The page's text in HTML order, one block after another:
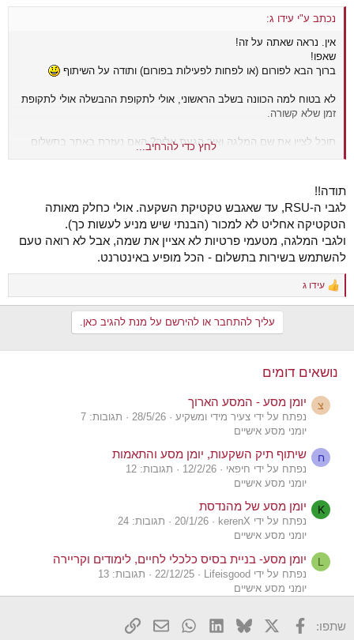
נכתב ע"י עידו ג:
אין. נראה שאתה על זה!
שאפו!
ברוך הבא לפורום (או לפחות לפעילות בפורום) ותודה על השיתוף
לא בטוח למה הכוונה בשלב הראשוני, אולי לתקופת ההבשלה אולי לתקופת
זמן שלא קשורה.
תוכל לציין את שם המלגה ואיך הגעת אליה? האם נעזרת באתר בתשלום
לחץ כדי להרחיב...
תודה!!
לגבי ה-RSU, עד שאגבש טקטיקת השקעה. אולי כחלק מאותה
הטקטיקה אחליט לא למכור (הבנתי שיש מניע לעשות כך).
ולגבי המלגה, מטעמי פרטיות לא אציין את שמה, אבל לא רואה טעם
להשתמש בשירות בתשלום - הכל מופיע באינטרנט.
R
e
i
n
עידו ג
עליך להתחבר או להירשם על מנת להגיב כאן.
נושאים דומים
צ יומן מסע - המסע הארוך
נפתח על ידי צעיר מידי ומשקיע 28/5/26
תגובות: 7
יומני מסע אישיים
ח שיתוף תיק השקעות, יומן מסע והתאמות
נפתח על ידי חיפאי 12/2/26
תגובות: 12
יומני מסע אישיים
K יומן מסע של מהנדסת
נפתח על ידי kerenX 20/1/26
תגובות: 24
יומני מסע אישיים
L יומן מסע- בניית בסיס כלכלי לחיים, לימודים וקריירה
נפתח על ידי Lifeisgood 22/12/25
תגובות: 13
יומני מסע אישיים
נפתח על ידי פביאנו 29/7/25
תגובות: 41
שתפו: פייסבוק
X
Bluesky
LinkedIn
WhatsApp
דואר אלקטרוני
הוסף קישור